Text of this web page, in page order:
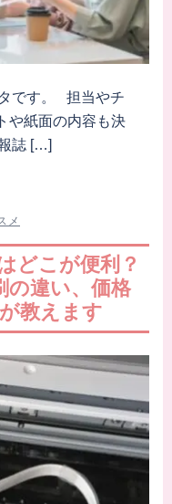
です。 担当やチ
や紙面の内容も決
誌 […]
メ
どこが便利？
の違い、価格
教えます